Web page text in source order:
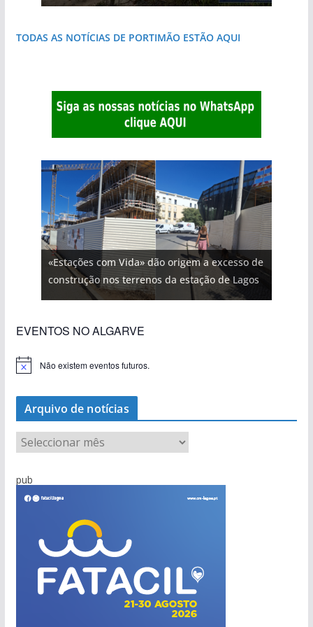
TODAS AS NOTÍCIAS DE PORTIMÃO ESTÃO AQUI
«Estações com Vida» dão origem a excesso de
construção nos terrenos da estação de Lagos
EVENTOS NO ALGARVE
Não existem eventos futuros.
Arquivo de notícias
r
pub